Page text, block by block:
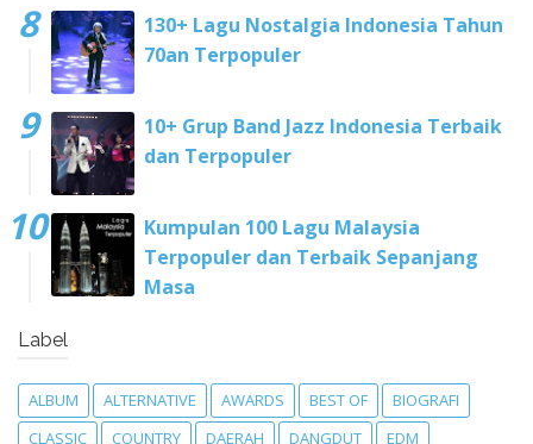
130+ Lagu Nostalgia Indonesia Tahun
70an Terpopuler
10+ Grup Band Jazz Indonesia Terbaik
dan Terpopuler
Kumpulan 100 Lagu Malaysia
Terpopuler dan Terbaik Sepanjang
Masa
Label
ALBUM ALTERNATIVE AWARDS BEST OF
BIOGRAFI
CLASSIC
COUNTRY DAERAH DANGDUT EDM